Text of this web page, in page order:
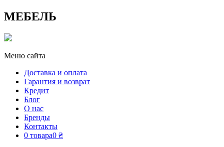
МЕБЕЛЬ
Меню сайта
Доставка и оплата
Гарантия и возврат
Кредит
Блог
О нас
Бренды
Контакты
0 товара0 ₴